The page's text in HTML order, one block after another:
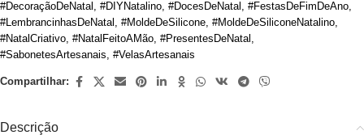
#DecoraçãoDeNatal
#DIYNatalino #DocesDeNatal #FestasDeFimDeAno
#LembrancinhasDeNatal
#MoldeDeSilicone #MoldeDeSiliconeNatalino
#NatalCriativo #NatalFeitoAMão #PresentesDeNatal
#SabonetesArtesanais #VelasArtesanais
Compartilhar:
Descrição